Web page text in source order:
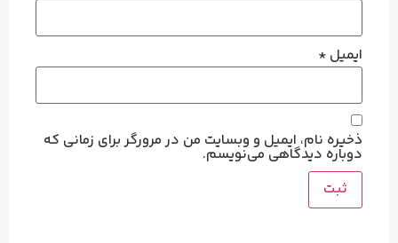
ایمیل *
ذخیره نام، ایمیل و وبسایت من در مرورگر برای زمانی که
دوباره دیدگاهی می‌نویسم.